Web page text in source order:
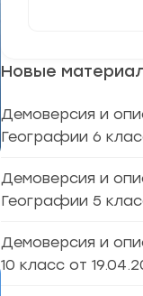
Новые
Демоверсия и
Географии 6
Демоверсия и
Географии 5
Демоверсия и
10 класс от